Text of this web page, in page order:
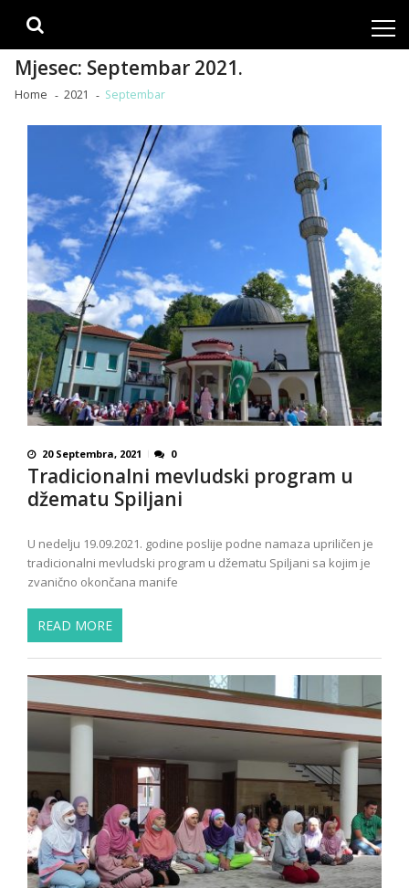
Mjesec: Septembar 2021.
Home 2021 Septembar
20 Septembra, 2021 0
Tradicionalni mevludski program u
džematu Spiljani
U nedelju 19.09.2021. godine poslije podne namaza upriličen je
tradicionalni mevludski program u džematu Spiljani sa kojim je
zvanično okončana manife
READ MORE